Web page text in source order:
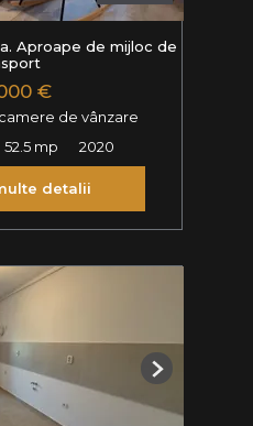
Aproape de mijloc de
€
de vânzare
52.5 mp 2020
detalii
Next